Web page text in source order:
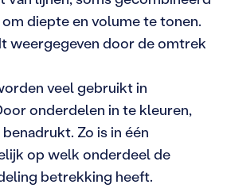
diepte en volume te tonen.
weergegeven door de omtrek
veel gebruikt in
onderdelen in te kleuren,
Zo is in één
op welk onderdeel de
betrekking heeft.